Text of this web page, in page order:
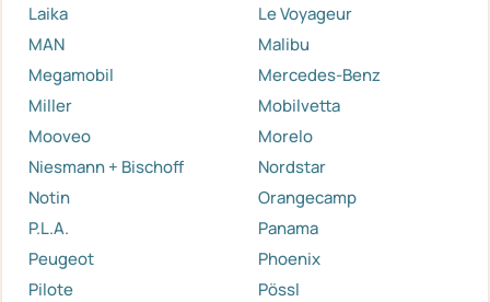
Laika
Le Voyageur
MAN
Malibu
Megamobil
Mercedes-Benz
Miller
Mobilvetta
Mooveo
Morelo
Niesmann + Bischoff
Nordstar
Notin
Orangecamp
P.L.A.
Panama
Peugeot
Phoenix
Pilote
Pössl